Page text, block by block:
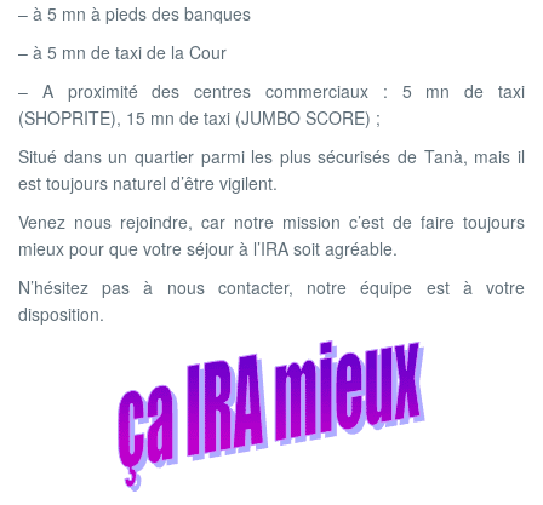
– à 5 mn à pieds des banques
– à 5 mn de taxi de la Cour
– A proximité des centres commerciaux : 5 mn de taxi
(SHOPRITE), 15 mn de taxi (JUMBO SCORE) ;
Situé dans un quartier parmi les plus sécurisés de Tanà, mais il
est toujours naturel d’être vigilent.
Venez nous rejoindre, car notre mission c’est de faire toujours
mieux pour que votre séjour à l’IRA soit agréable.
N’hésitez pas à nous contacter, notre équipe est à votre
disposition.